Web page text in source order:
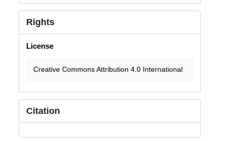
Rights
License
Creative Commons Attribution 4.0 International
Citation